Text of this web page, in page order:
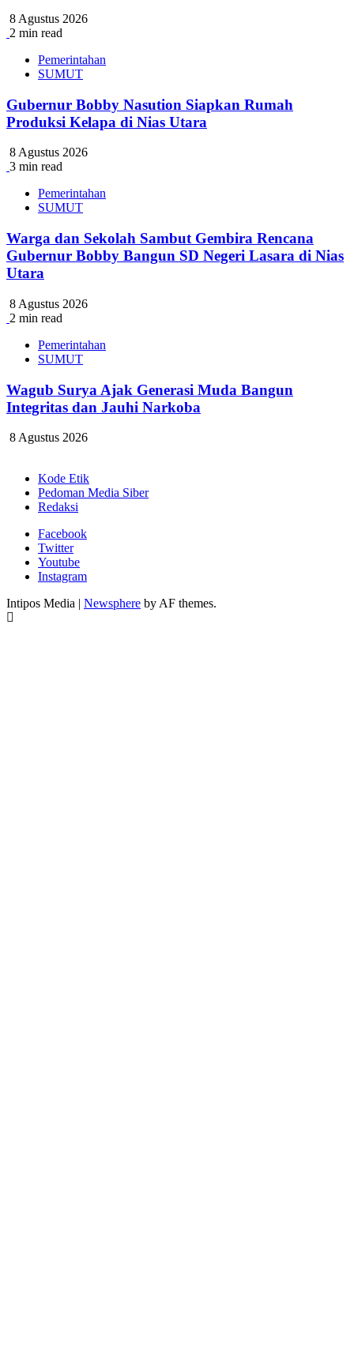
8 Agustus 2026
2 min read
Pemerintahan
SUMUT
Gubernur Bobby Nasution Siapkan Rumah
Produksi Kelapa di Nias Utara
8 Agustus 2026
3 min read
Pemerintahan
SUMUT
Warga dan Sekolah Sambut Gembira Rencana
Gubernur Bobby Bangun SD Negeri Lasara di Nias
Utara
8 Agustus 2026
2 min read
Pemerintahan
SUMUT
Wagub Surya Ajak Generasi Muda Bangun
Integritas dan Jauhi Narkoba
8 Agustus 2026
Kode Etik
Pedoman Media Siber
Redaksi
Facebook
Twitter
Youtube
Instagram
Intipos Media | Newsphere by AF themes.